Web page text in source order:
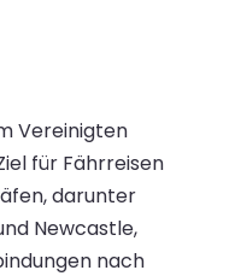
Vereinigten
für Fährreisen
darunter
Newcastle,
nach